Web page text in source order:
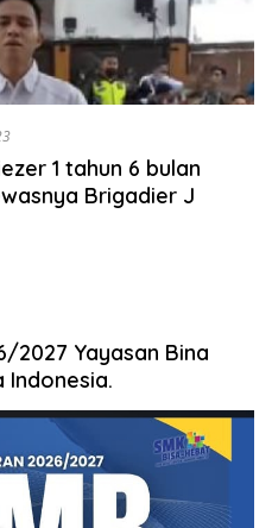
1 tahun 6 bulan
Brigadier J
2027 Yayasan Bina
Indonesia.